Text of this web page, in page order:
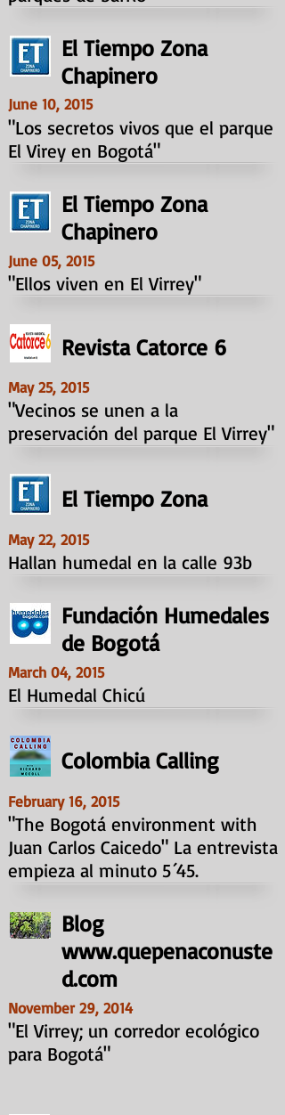
El Tiempo Zona
Chapinero
June 10, 2015
"Los secretos vivos que el parque
El Virey en Bogotá"
El Tiempo Zona
Chapinero
June 05, 2015
"Ellos viven en El Virrey"
Revista Catorce 6
May 25, 2015
"Vecinos se unen a la
preservación del parque El Virrey"
El Tiempo Zona
May 22, 2015
Hallan humedal en la calle 93b
Fundación Humedales
de Bogotá
March 04, 2015
El Humedal Chicú
Colombia Calling
February 16, 2015
"The Bogotá environment with
Juan Carlos Caicedo" La entrevista
empieza al minuto 5´45.
Blog
www.quepenaconuste
d.com
November 29, 2014
"El Virrey; un corredor ecológico
para Bogotá"